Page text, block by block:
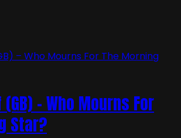
– Who Mourns For
Star?